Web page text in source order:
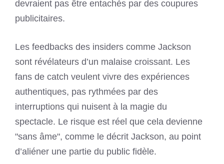
devraient pas être entachés par des coupures
publicitaires.
Les feedbacks des insiders comme Jackson
sont révélateurs d’un malaise croissant. Les
fans de catch veulent vivre des expériences
authentiques, pas rythmées par des
interruptions qui nuisent à la magie du
spectacle. Le risque est réel que cela devienne
"sans âme", comme le décrit Jackson, au point
d’aliéner une partie du public fidèle.